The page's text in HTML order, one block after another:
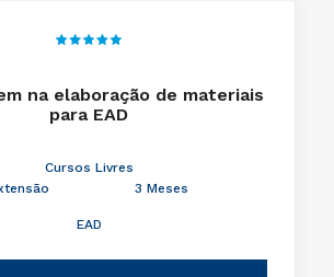
na elaboração de materiais
para EAD
Cursos Livres
3 Meses
EAD